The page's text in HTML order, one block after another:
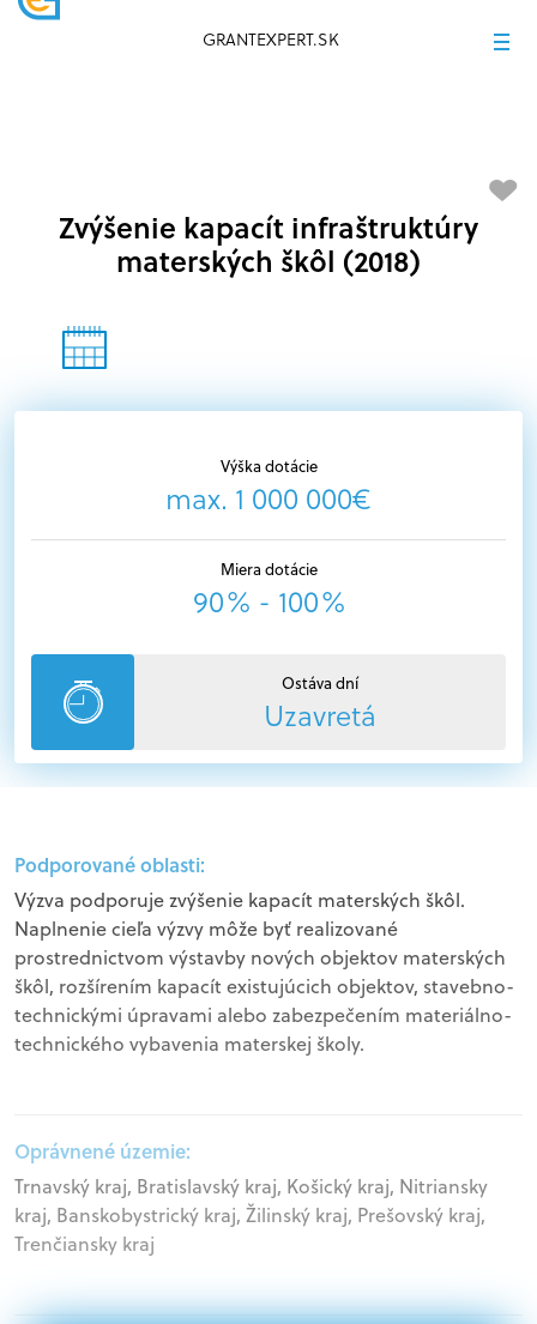
GRANTEXPERT.SK
Výška dotácie
max. 1 000 000€
Miera dotácie
90% - 100%
Ostáva dní
Uzavretá
Zvýšenie kapacít infraštruktúry
materských škôl (2018)
Podporované oblasti:
Výzva podporuje zvýšenie kapacít materských škôl.
Naplnenie cieľa výzvy môže byť realizované
prostrednictvom výstavby nových objektov materských
škôl, rozšírením kapacít existujúcich objektov, stavebno-
technickými úpravami alebo zabezpečením materiálno-
technického vybavenia materskej školy.
Oprávnené územie:
Trnavský kraj, Bratislavský kraj, Košický kraj, Nitriansky
kraj, Banskobystrický kraj, Žilinský kraj, Prešovský kraj,
Trenčiansky kraj